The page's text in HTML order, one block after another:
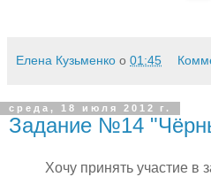
Елена Кузьменко о 01:45
среда, 18 июля 2012 г.
Задание №14
Хочу принять участие в